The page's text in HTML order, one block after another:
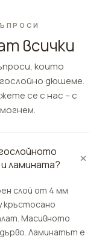
всички
които
дюшеме.
се с нас – с
ламината?
слой от 4 мм
кръстосано
Масивното
Ламинатът е